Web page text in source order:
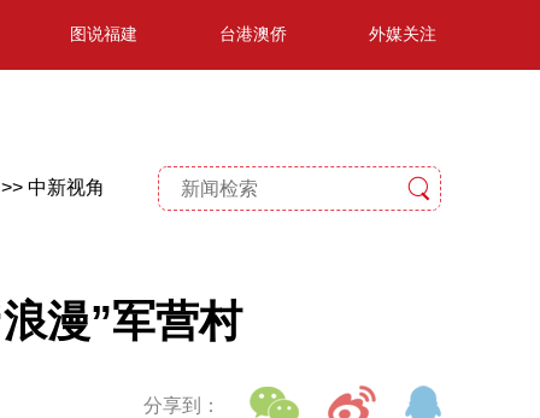
图说福建 台港澳侨 外媒关注
中新视角
漫”军营村
分享到：